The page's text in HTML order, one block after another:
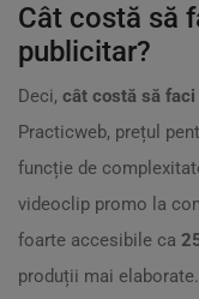
Cât costă să
publicitar?
Deci, cât costă să
Practicweb, prețul
funcție de
videoclip promo la
foarte accesibile ca
produții mai